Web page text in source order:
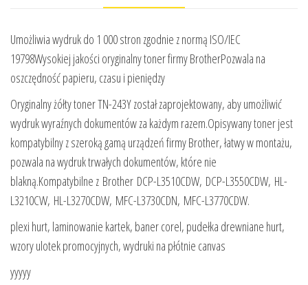
Umożliwia wydruk do 1 000 stron zgodnie z normą ISO/IEC
19798Wysokiej jakości oryginalny toner firmy BrotherPozwala na
oszczędność papieru, czasu i pieniędzy
Oryginalny żółty toner TN-243Y został zaprojektowany, aby umożliwić
wydruk wyraźnych dokumentów za każdym razem.Opisywany toner jest
kompatybilny z szeroką gamą urządzeń firmy Brother, łatwy w montażu,
pozwala na wydruk trwałych dokumentów, które nie
blakną.Kompatybilne z Brother DCP-L3510CDW, DCP-L3550CDW, HL-
L3210CW, HL-L3270CDW, MFC-L3730CDN, MFC-L3770CDW.
plexi hurt, laminowanie kartek, baner corel, pudełka drewniane hurt,
wzory ulotek promocyjnych, wydruki na płótnie canvas
yyyyy